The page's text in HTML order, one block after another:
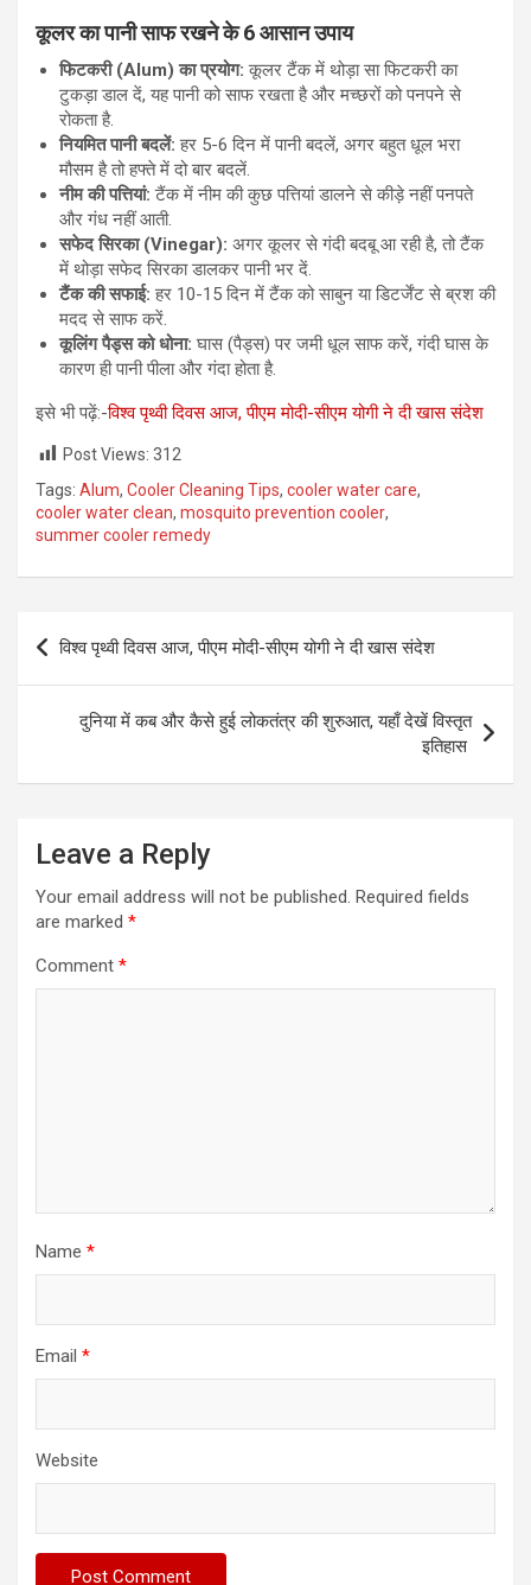
कूलर का पानी साफ रखने के 6 आसान उपाय
फिटकरी (Alum) का प्रयोग: कूलर टैंक में थोड़ा सा फिटकरी का
टुकड़ा डाल दें, यह पानी को साफ रखता है और मच्छरों को पनपने से
रोकता है.
नियमित पानी बदलें:हर 5-6 दिन में पानी बदलें, अगर बहुत धूल भरा
मौसम है तो हफ्ते में दो बार बदलें.
नीम की पत्तियां: टैंक में नीम की कुछ पत्तियां डालने से कीड़े नहीं पनपते
और गंध नहीं आती.
सफेद सिरका (Vinegar): अगर कूलर से गंदी बदबू आ रही है, तो टैंक
में थोड़ा सफेद सिरका डालकर पानी भर दें.
टैंक की सफाई:हर 10-15 दिन में टैंक को साबुन या डिटर्जेंट से ब्रश की
मदद से साफ करें.
कूलिंग पैड्स को धोना:घास (पैड्स) पर जमी धूल साफ करें, गंदी घास के
कारण ही पानी पीला और गंदा होता है.
इसे भी पढ़ें:-विश्व पृथ्वी दिवस आज, पीएम मोदी-सीएम योगी ने दी खास संदेश
Post Views: 312
Tags: Alum, Cooler Cleaning Tips, cooler water care,
cooler water clean, mosquito prevention cooler,
summer cooler remedy
Post
navigation
विश्व पृथ्वी दिवस आज, पीएम मोदी-सीएम योगी ने दी खास संदेश
दुनिया में कब और कैसे हुई लोकतंत्र की शुरुआत, यहाँ देखें विस्तृत
इतिहास
Leave a Reply
Your email address will not be published. Required fields
are marked *
Comment *
Name *
Email *
Website